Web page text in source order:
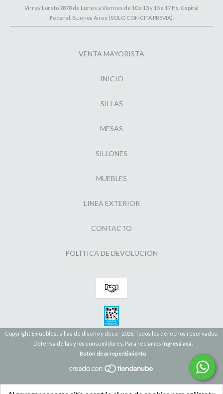
Virrey Loreto 2878 de Lunes a Viernes de 10 a 13 y 15 a 17 Hs. Capital
Federal, Buenos Aires (SOLO CON CITA PREVIA).
VENTA MAYORISTA
INICIO
SILLAS
MESAS
SILLONES
MUEBLES
LINEA EXTERIOR
CONTACTO
POLÍTICA DE DEVOLUCIÓN
Copyright Emuebles: sillas de diseño y deco - 2026. Todos los derechos reservados.
Defensa de las y los consumidores. Para reclamos ingresá acá.
Botón de arrepentimiento